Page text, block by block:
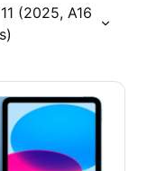
(2025, A16